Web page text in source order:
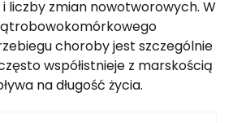
liczby zmian nowotworowych. W
choroby jest szczególnie
współistnieje z marskością
na długość życia.